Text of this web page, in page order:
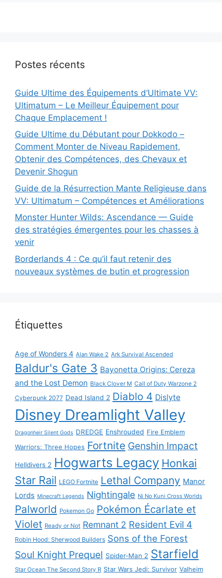
Postes récents
Guide Ultime des Équipements d’Ultimate VV:
Ultimatum – Le Meilleur Équipement pour
Chaque Emplacement !
Guide Ultime du Débutant pour Dokkodo –
Comment Monter de Niveau Rapidement,
Obtenir des Compétences, des Chevaux et
Devenir Shogun
Guide de la Résurrection Mante Religieuse dans
VV: Ultimatum – Compétences et Améliorations
Monster Hunter Wilds: Ascendance — Guide
des stratégies émergentes pour les chasses à
venir
Borderlands 4 : Ce qu’il faut retenir des
nouveaux systèmes de butin et progression
Étiquettes
Age of Wonders 4 Alan Wake 2 Ark Survival Ascended
Baldur's Gate 3 Bayonetta Origins: Cereza
and the Lost Demon Black Clover M Call of Duty Warzone 2
Cyberpunk 2077 Dead Island 2 Diablo 4 Dislyte
Disney Dreamlight Valley
Dragonheir Silent Gods DREDGE Enshrouded Fire Emblem
Warriors: Three Hopes Fortnite Genshin Impact
Helldivers 2 Hogwarts Legacy Honkai
Star Rail LEGO Fortnite Lethal Company Manor
Lords Minecraft Legends Nightingale Ni No Kuni Cross Worlds
Palworld Pokemon Go Pokémon Écarlate et
Violet Ready or Not Remnant 2 Resident Evil 4
Robin Hood: Sherwood Builders Sons of the Forest
Soul Knight Prequel Spider-Man 2 Starfield
Star Ocean The Second Story R Star Wars Jedi: Survivor Valheim